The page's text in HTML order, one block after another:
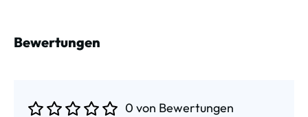
Bewertungen
0 von Bewertungen